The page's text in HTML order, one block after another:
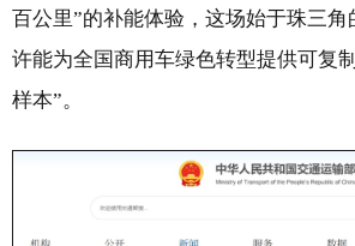
百公里”的补能体验，这场始于珠三角
许能为全国商用车绿色转型提供可复
样本”。